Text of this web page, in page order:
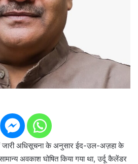
में जारी अधिसूचना के अनुसार ईद-उल-अज़हा के
अवकाश घोषित किया गया था, उर्दू कैलेंडर